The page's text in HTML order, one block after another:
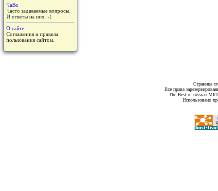
ЧаВо
Часто задаваемые вопросы.
И ответы на них :-)
О сайте
Соглашения и правила
пользования сайтом.
Страница
Все права
The Best of russian
Использовано